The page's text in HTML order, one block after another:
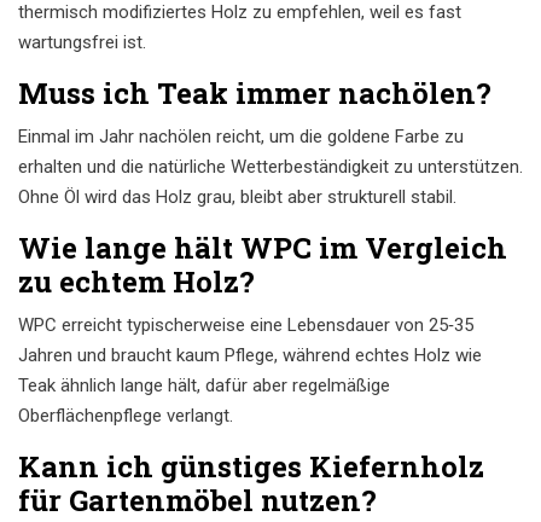
thermisch modifiziertes Holz zu empfehlen, weil es fast
wartungsfrei ist.
Muss ich Teak immer nachölen?
Einmal im Jahr nachölen reicht, um die goldene Farbe zu
erhalten und die natürliche Wetterbeständigkeit zu unterstützen.
Ohne Öl wird das Holz grau, bleibt aber strukturell stabil.
Wie lange hält WPC im Vergleich
zu echtem Holz?
WPC erreicht typischerweise eine Lebensdauer von 25‑35
Jahren und braucht kaum Pflege, während echtes Holz wie
Teak ähnlich lange hält, dafür aber regelmäßige
Oberflächenpflege verlangt.
Kann ich günstiges Kiefernholz
für Gartenmöbel nutzen?